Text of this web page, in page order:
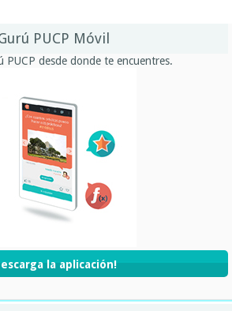
PUCP Móvil
PUCP desde donde te encuentres.
la aplicación!